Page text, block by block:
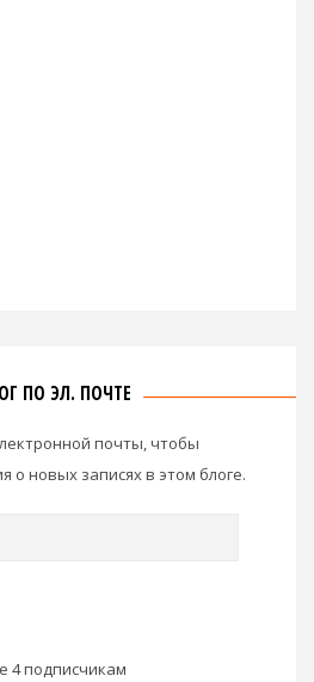
ПО ЭЛ. ПОЧТЕ
почты, чтобы
о новых записях в этом блоге.
4 подписчикам